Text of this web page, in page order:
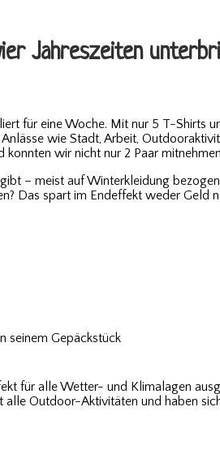
Jahreszeiten
für eine Woche. Mit nur 5 T-Shirts
wie Stadt, Arbeit,
wir nicht nur 2 Paar
– meist auf Winterkleidung
Das spart im Endeffekt weder Geld
seinem Gepäckstück
für alle Wetter- und Klimalagen
alle Outdoor-Aktivitäten und haben